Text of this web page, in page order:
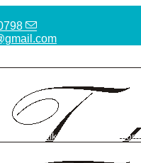
tuttikonyha@gmail.com